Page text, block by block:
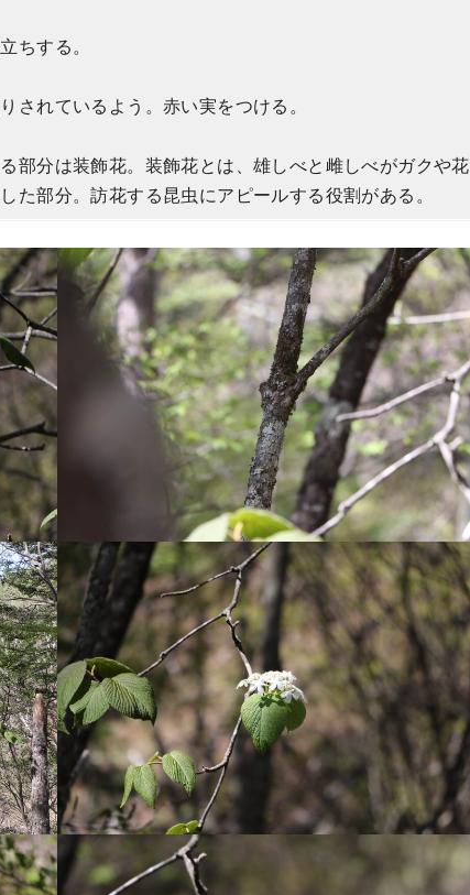
ちする。
されているよう。赤い実をつける。
部分は装飾花。装飾花とは、雄しべと雌しべがガクや花
た部分。訪花する昆虫にアピールする役割がある。